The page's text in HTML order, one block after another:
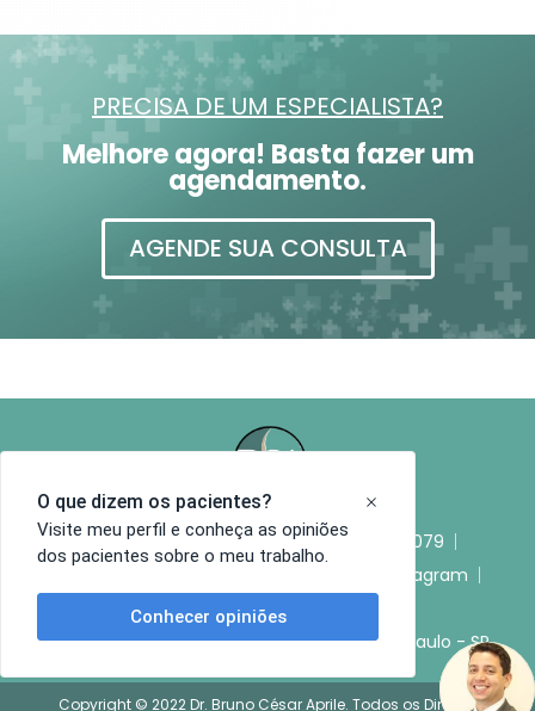
PRECISA DE UM ESPECIALISTA?
Melhore agora! Basta fazer um
agendamento.
AGENDE SUA CONSULTA
(11) 99476-6398
(11) 3275-2079
Instagram
Youtube
Arcipreste Andrade, 727, Conj. 145, São Paulo - SP
Copyright © 2022 Dr. Bruno César Aprile. Todos os Direitos